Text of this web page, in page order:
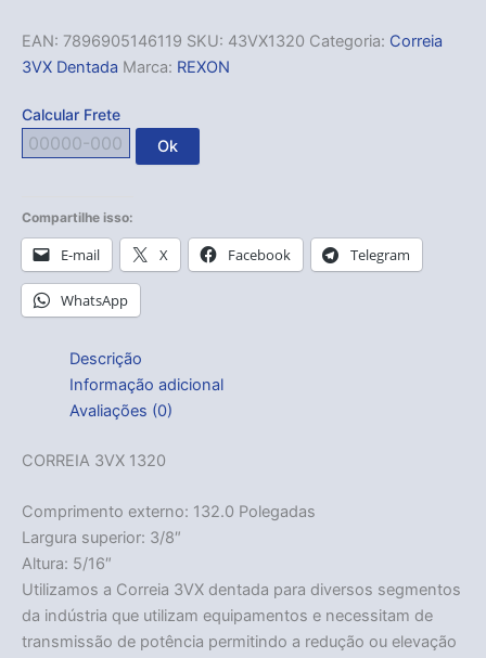
EAN: 7896905146119 SKU: 43VX1320 Categoria: Correia
3VX Dentada Marca: REXON
Calcular Frete
Ok
Compartilhe isso:
E-mail X Facebook Telegram
WhatsApp
Descrição
Informação adicional
Avaliações (0)
CORREIA 3VX 1320
Comprimento externo: 132.0 Polegadas
Largura superior: 3/8″
Altura: 5/16″
Utilizamos a Correia 3VX dentada para diversos segmentos
da indústria que utilizam equipamentos e necessitam de
transmissão de potência permitindo a redução ou elevação